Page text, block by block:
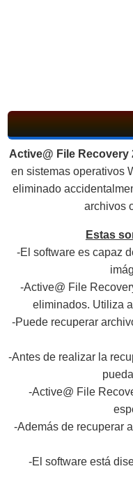
Active@ File Recovery
en sistemas operativos
eliminado
archivos
Estas
-El software es capaz
-Active@ File
eliminados. Utiliza
-Puede recuperar
-Antes de realizar la
-Active@ File
-Además de recuperar
-El software está